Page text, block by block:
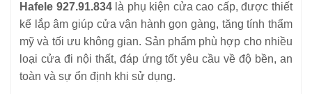
Hafele 927.91.834là phụ kiện cửa cao cấp, được thiết
kế lắp âm giúp cửa vận hành gọn gàng, tăng tính thẩm
mỹ và tối ưu không gian. Sản phẩm phù hợp cho nhiều
loại cửa đi nội thất, đáp ứng tốt yêu cầu về độ bền, an
toàn và sự ổn định khi sử dụng.